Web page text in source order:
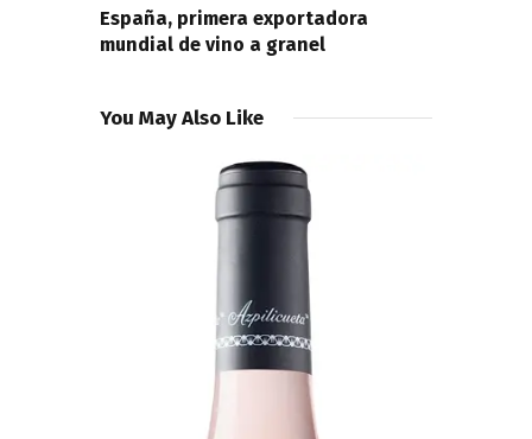
España, primera exportadora
mundial de vino a granel
You May Also Like